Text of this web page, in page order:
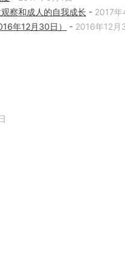
察和成人的自我成长 - 2017年
年12月30日）
- 2016年12月